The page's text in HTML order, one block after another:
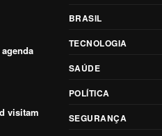
visitam
BRASIL
TECNOLOGIA
SAÚDE
POLÍTICA
SEGURANÇA